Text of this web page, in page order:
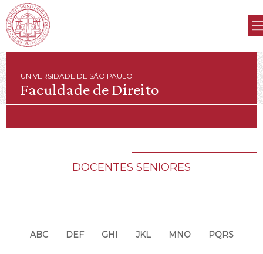
UNIVERSIDADE DE SÃO PAULO
Faculdade de Direito
DOCENTES SENIORES
ABC DEF GHI JKL MNO PQRS